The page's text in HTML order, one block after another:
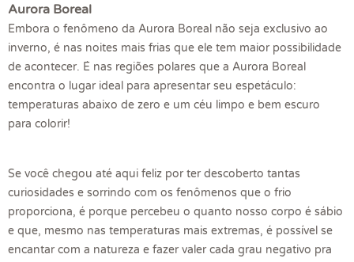
Aurora Boreal
Embora o fenômeno da Aurora Boreal não seja exclusivo ao
inverno, é nas noites mais frias que ele tem maior possibilidade
de acontecer. É nas regiões polares que a Aurora Boreal
encontra o lugar ideal para apresentar seu espetáculo:
temperaturas abaixo de zero e um céu limpo e bem escuro
para colorir!
Se você chegou até aqui feliz por ter descoberto tantas
curiosidades e sorrindo com os fenômenos que o frio
proporciona, é porque percebeu o quanto nosso corpo é sábio
e que, mesmo nas temperaturas mais extremas, é possível se
encantar com a natureza e fazer valer cada grau negativo pra